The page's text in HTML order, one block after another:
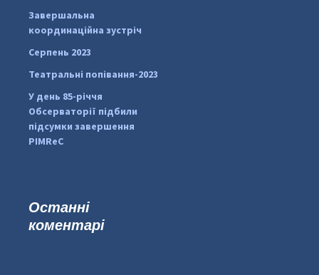
Завершальна
координаційна зустріч
Серпень 2023
Театральні попівання-2023
У день 85-річчя
Обсерваторії підбили
підсумки завершення
PIMReC
Останні
коментарі